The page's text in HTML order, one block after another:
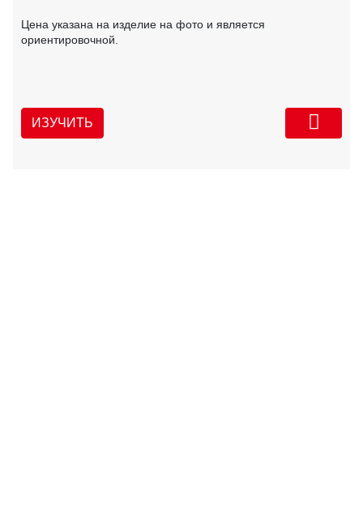
Цена указана на изделие на фото и является
ориентировочной.
ИЗУЧИТЬ